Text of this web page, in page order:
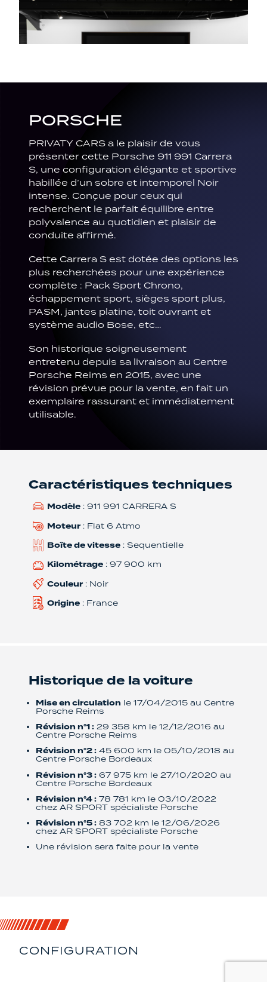
PORSCHE
PRIVATY CARS a le plaisir de vous
présenter cette Porsche 911 991 Carrera
S, une configuration élégante et sportive
habillée d’un sobre et intemporel Noir
intense. Conçue pour ceux qui
recherchent le parfait équilibre entre
polyvalence au quotidien et plaisir de
conduite affirmé.
Cette Carrera S est dotée des options les
plus recherchées pour une expérience
complète : Pack Sport Chrono,
échappement sport, sièges sport plus,
PASM, jantes platine, toit ouvrant et
système audio Bose, etc…
Son historique soigneusement
entretenu depuis sa livraison au Centre
Porsche Reims en 2015, avec une
révision prévue pour la vente, en fait un
exemplaire rassurant et immédiatement
utilisable.
Caractéristiques techniques
Modèle: 911 991 CARRERA S
Moteur: Flat 6 Atmo
Boîte de vitesse: Sequentielle
Kilométrage: 97 900 km
Couleur: Noir
Origine: France
Historique de la voiture
Mise en circulation le 17/04/2015 au Centre
Porsche Reims
Révision n°1 : 29 358 km le 12/12/2016 au
Centre Porsche Reims
Révision n°2 : 45 600 km le 05/10/2018 au
Centre Porsche Bordeaux
Révision n°3 : 67 975 km le 27/10/2020 au
Centre Porsche Bordeaux
Révision n°4 : 78 781 km le 03/10/2022
chez AR SPORT spécialiste Porsche
Révision n°5 : 83 702 km le 12/06/2026
chez AR SPORT spécialiste Porsche
Une révision sera faite pour la vente
CONFIGURATION